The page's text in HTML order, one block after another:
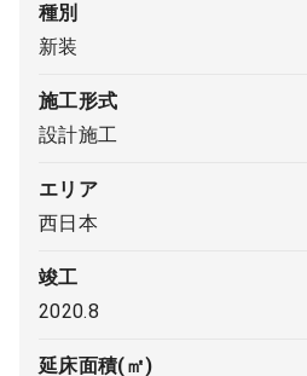
受付時間
DtoDとは
お問合せ
種別
新装
施工形式
設計施工
エリア
西日本
竣工
2020.8
延床面積(㎡)